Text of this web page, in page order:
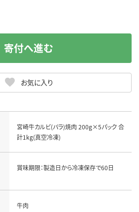
お気に入り
寄付へ進む
宮崎牛カルビ(バラ)焼肉 200g×5パック 合
計1kg(真空冷凍)
賞味期限：製造日から冷凍保存で60日
牛肉